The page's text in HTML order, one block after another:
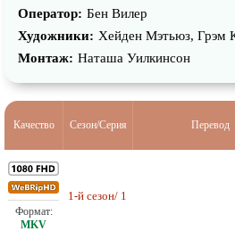
Оператор: Бен Вилер
Художники: Хейден Мэтьюз, Грэм
Монтаж: Наташа Уилкинсон
Качество Сезон/Серия Перевод
1-й сезон/ 1